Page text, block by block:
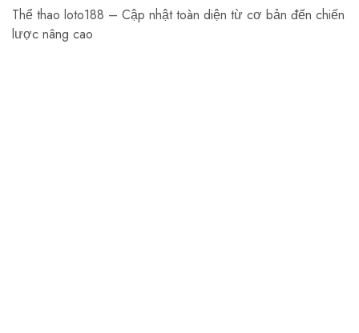
Thể thao loto188 – Cập nhật toàn diện từ cơ bản đến chiến
lược nâng cao